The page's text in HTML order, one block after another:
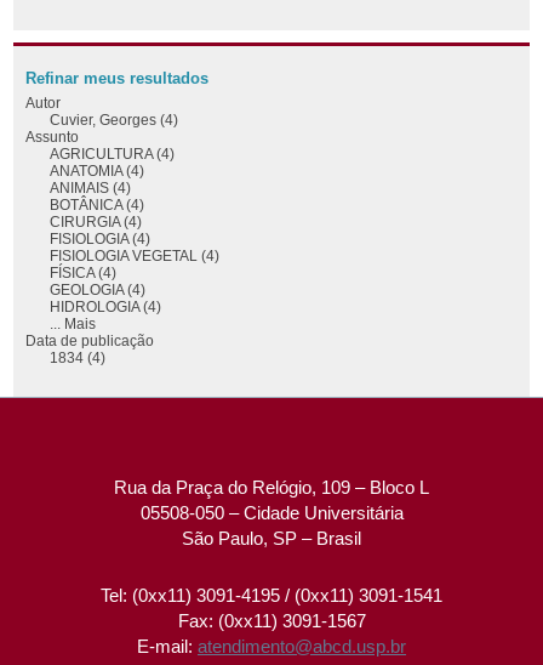
Refinar meus resultados
Autor
Cuvier, Georges (4)
Assunto
AGRICULTURA (4)
ANATOMIA (4)
ANIMAIS (4)
BOTÂNICA (4)
CIRURGIA (4)
FISIOLOGIA (4)
FISIOLOGIA VEGETAL (4)
FÍSICA (4)
GEOLOGIA (4)
HIDROLOGIA (4)
... Mais
Data de publicação
1834 (4)
Rua da Praça do Relógio, 109 – Bloco L
05508-050 – Cidade Universitária
São Paulo, SP – Brasil
Tel: (0xx11) 3091-4195 / (0xx11) 3091-1541
Fax: (0xx11) 3091-1567
E-mail: atendimento@abcd.usp.br